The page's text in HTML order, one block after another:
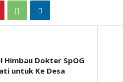
Himbau Dokter SpOG
untuk Ke Desa